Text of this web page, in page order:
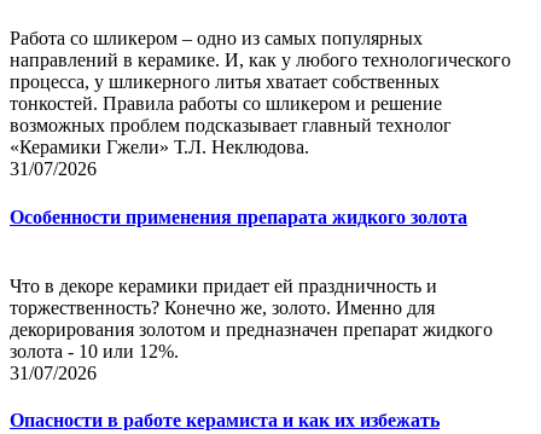
Работа со шликером – одно из самых популярных
направлений в керамике. И, как у любого технологического
процесса, у шликерного литья хватает собственных
тонкостей. Правила работы со шликером и решение
возможных проблем подсказывает главный технолог
«Керамики Гжели» Т.Л. Неклюдова.
31/07/2026
Особенности применения препарата жидкого золота
Что в декоре керамики придает ей праздничность и
торжественность? Конечно же, золото. Именно для
декорирования золотом и предназначен препарат жидкого
золота - 10 или 12%.
31/07/2026
Опасности в работе керамиста и как их избежать